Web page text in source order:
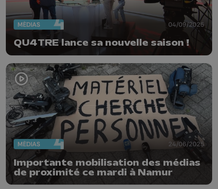
MÉDIAS 04/09/2025
QU4TRE lance sa nouvelle saison !
MÉDIAS 24/06/2025
Importante mobilisation des médias
de proximité ce mardi à Namur